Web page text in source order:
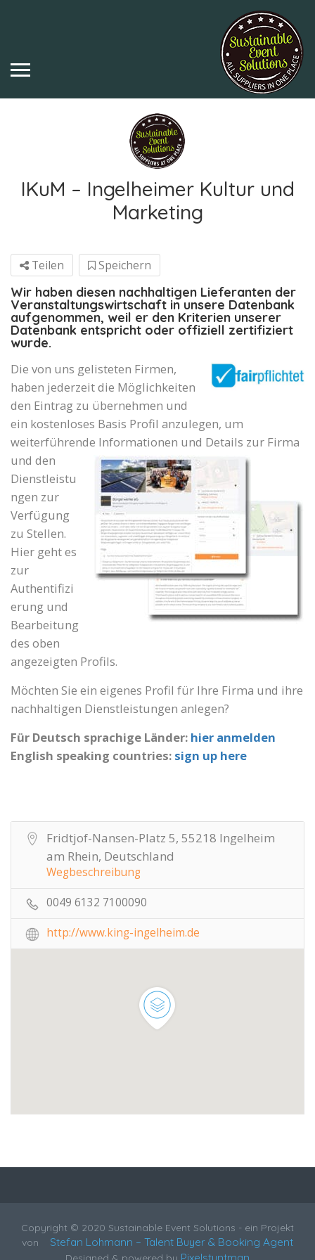
IKuM – Ingelheimer Kultur und
Marketing
Teilen Speichern
Wir haben diesen nachhaltigen Lieferanten der
Veranstaltungswirtschaft in unsere Datenbank
aufgenommen, weil er den Kriterien unserer
Datenbank entspricht oder offiziell zertifiziert
wurde.
Die von uns gelisteten Firmen,
haben jederzeit die Möglichkeiten
den Eintrag zu übernehmen und
ein kostenloses Basis Profil anzulegen, um
weiterführende Informationen und Details zur Firma
und den
Dienstleistu
ngen zur
Verfügung
zu Stellen.
Hier geht es
zur
Authentifizi
erung und
Bearbeitung
des oben
angezeigten Profils.
Möchten Sie ein eigenes Profil für Ihre Firma und ihre
nachhaltigen Dienstleistungen anlegen?
Für Deutsch sprachige Länder: hier anmelden
English speaking countries: sign up here
Fridtjof-Nansen-Platz 5, 55218 Ingelheim
am Rhein, Deutschland
Wegbeschreibung
0049 6132 7100090
http://www.king-ingelheim.de
Copyright © 2020 Sustainable Event Solutions - ein Projekt
von
Stefan Lohmann – Talent Buyer & Booking Agent